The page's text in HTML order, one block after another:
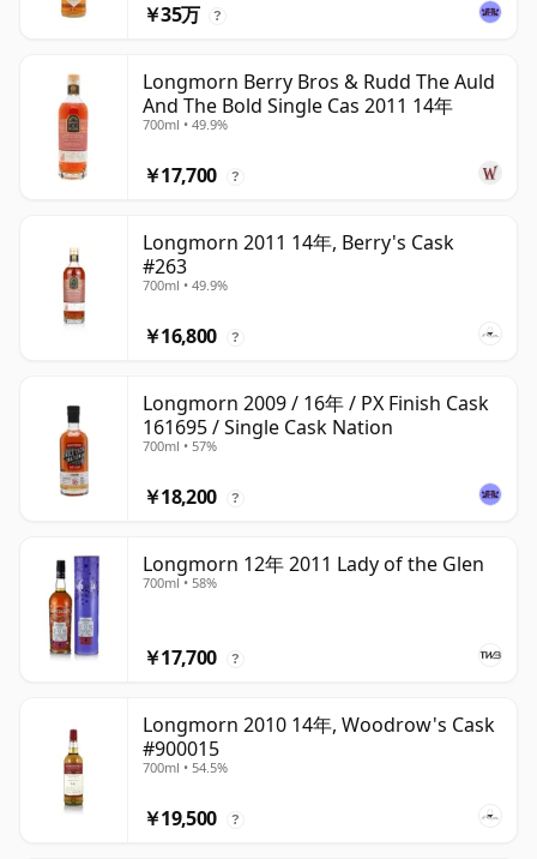
￥35万 ?
Longmorn Berry Bros & Rudd The Auld
And The Bold Single Cas 2011 14年
700ml • 49.9%
￥17,700 ?
Longmorn 2011 14年, Berry's Cask
#263
700ml • 49.9%
￥16,800 ?
Longmorn 2009 / 16年 / PX Finish Cask
161695 / Single Cask Nation
700ml • 57%
￥18,200 ?
Longmorn 12年 2011 Lady of the Glen
700ml • 58%
￥17,700 ?
Longmorn 2010 14年, Woodrow's Cask
#900015
700ml • 54.5%
￥19,500 ?